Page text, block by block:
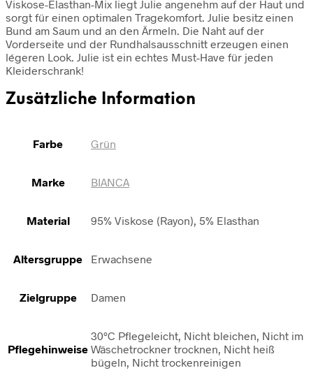
Viskose-Elasthan-Mix liegt Julie angenehm auf der Haut und
sorgt für einen optimalen Tragekomfort. Julie besitz einen
Bund am Saum und an den Ärmeln. Die Naht auf der
Vorderseite und der Rundhalsausschnitt erzeugen einen
légeren Look. Julie ist ein echtes Must-Have für jeden
Kleiderschrank!
Zusätzliche Information
Farbe Grün
Marke BIANCA
Material 95% Viskose (Rayon), 5% Elasthan
Altersgruppe Erwachsene
Zielgruppe Damen
Pflegehinweise
30°C Pflegeleicht, Nicht bleichen, Nicht im
Wäschetrockner trocknen, Nicht heiß
bügeln, Nicht trockenreinigen